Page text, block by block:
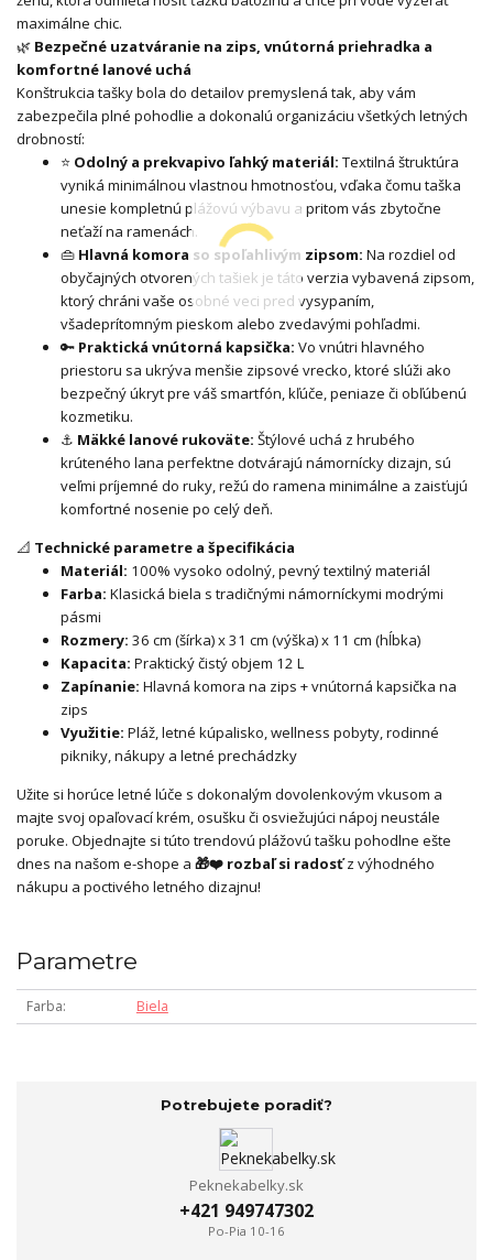
maximálne chic.
🌿 Bezpečné uzatváranie na zips, vnútorná priehradka a
komfortné lanové uchá
Konštrukcia tašky bola do detailov premyslená tak, aby vám
zabezpečila plné pohodlie a dokonalú organizáciu všetkých letných
drobností:
⭐ Odolný a prekvapivo ľahký materiál: Textilná štruktúra
vyniká minimálnou vlastnou hmotnosťou, vďaka čomu taška
unesie kompletnú plážovú výbavu a pritom vás zbytočne
neťaží na ramenách.
👜 Hlavná komora so spoľahlivým zipsom: Na rozdiel od
obyčajných otvorených tašiek je táto verzia vybavená zipsom,
ktorý chráni vaše osobné veci pred vysypaním,
všadeprítomným pieskom alebo zvedavými pohľadmi.
🔑 Praktická vnútorná kapsička: Vo vnútri hlavného
priestoru sa ukrýva menšie zipsové vrecko, ktoré slúži ako
bezpečný úkryt pre váš smartfón, kľúče, peniaze či obľúbenú
kozmetiku.
⚓ Mäkké lanové rukoväte: Štýlové uchá z hrubého
krúteného lana perfektne dotvárajú námornícky dizajn, sú
veľmi príjemné do ruky, režú do ramena minimálne a zaisťujú
komfortné nosenie po celý deň.
📐 Technické parametre a špecifikácia
Materiál: 100% vysoko odolný, pevný textilný materiál
Farba: Klasická biela s tradičnými námorníckymi modrými
pásmi
Rozmery: 36 cm (šírka) x 31 cm (výška) x 11 cm (hĺbka)
Kapacita: Praktický čistý objem 12 L
Zapínanie: Hlavná komora na zips + vnútorná kapsička na
zips
Využitie: Pláž, letné kúpalisko, wellness pobyty, rodinné
pikniky, nákupy a letné prechádzky
Užite si horúce letné lúče s dokonalým dovolenkovým vkusom a
majte svoj opaľovací krém, osušku či osviežujúci nápoj neustále
poruke. Objednajte si túto trendovú plážovú tašku pohodlne ešte
dnes na našom e-shope a 🎁❤️ rozbaľ si radosťz výhodného
nákupu a poctivého letného dizajnu!
Parametre
Farba Biela
Potrebujete poradiť?
Peknekabelky.sk
+421 949747302
Po-Pia 10-16